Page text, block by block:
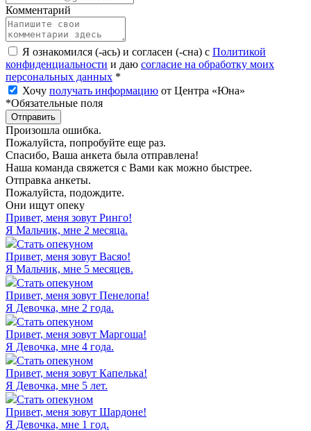
Комментарий
Я ознакомился (-ась) и согласен (-сна) с Политикой
конфиденциальности и даю согласие на обработку моих
персональных данных *
Хочу получать информацию от Центра «Юна»
*Обязательные поля
Отправить
Произошла ошибка.
Пожалуйста, попробуйте еще раз.
Спасибо, Ваша анкета была отправлена!
Наша команда свяжется с Вами как можно быстрее.
Отправка анкеты.
Пожалуйста, подождите.
Они ищут опеку
Привет, меня зовут Ринго!
Я Мальчик, мне 2 месяца.
Стать опекуном
Привет, меня зовут Васяо!
Я Мальчик, мне 5 месяцев.
Стать опекуном
Привет, меня зовут Пенелопа!
Я Девочка, мне 2 года.
Стать опекуном
Привет, меня зовут Маргоша!
Я Девочка, мне 4 года.
Стать опекуном
Привет, меня зовут Капелька!
Я Девочка, мне 5 лет.
Стать опекуном
Привет, меня зовут Шардоне!
Я Девочка, мне 1 год.